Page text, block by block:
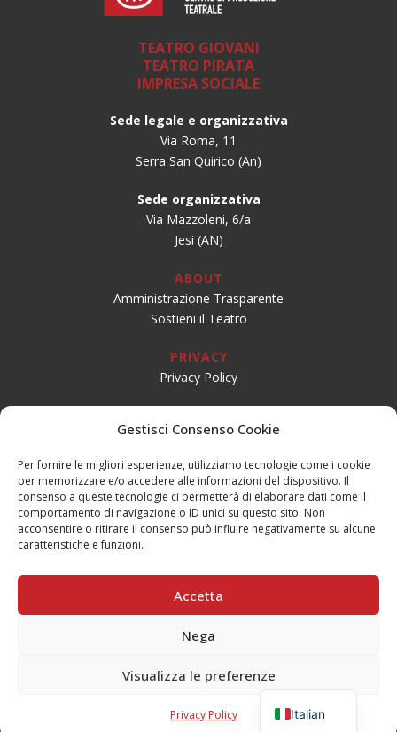
Gestisci Consenso Cookie
Per fornire le migliori esperienze, utilizziamo tecnologie come i cookie
per memorizzare e/o accedere alle informazioni del dispositivo. Il
consenso a queste tecnologie ci permetterà di elaborare dati come il
comportamento di navigazione o ID unici su questo sito. Non
acconsentire o ritirare il consenso può influire negativamente su alcune
caratteristiche e funzioni.
Accetta
Nega
Visualizza le preferenze
Privacy Policy
TEATRO GIOVANI
TEATRO PIRATA
IMPRESA SOCIALE
Sede legale e organizzativa
Via Roma, 11
Serra San Quirico (An)
Sede organizzativa
Via Mazzoleni, 6/a
Jesi (AN)
ABOUT
Amministrazione Trasparente
Sostieni il Teatro
PRIVACY
Privacy Policy
CONTATTI
Email:info@teatrogiovaniteatropirata.it
PEC:atg@pec.teatrogiovani.com
Mobile: 334.1684688
Sede Serra San Quirico
Mobile: 340.1701008
Italian